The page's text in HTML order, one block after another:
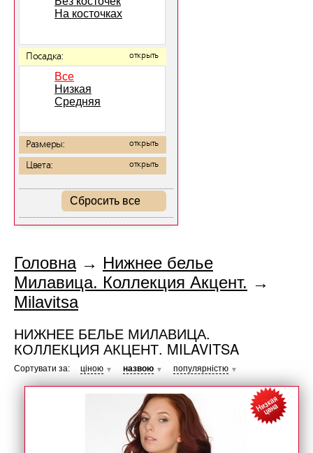
На косточках
Посадка: открыть
Все
Низкая
Средняя
Размеры: открыть
Цвета: открыть
Сбросить все
Головна→ Нижнее белье
Милавица. Коллекция Акцент. →
Milavitsa
НИЖНЕЕ БЕЛЬЕ МИЛАВИЦА.
КОЛЛЕКЦИЯ АКЦЕНТ. MILAVITSA
Сортувати за: ціною ▼ назвою ▼ популярністю ▼